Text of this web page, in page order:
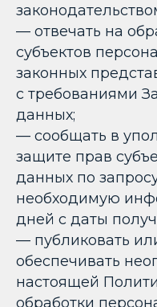
— отвечать на
субъектов
законных
с требованиями
данных;
— сообщать в
защите прав
данных по
необходимую
дней с даты
— публиковать
обеспечивать
настоящей
обработки